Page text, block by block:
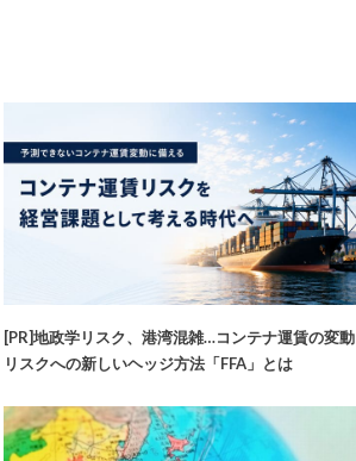
[PR]地政学リスク、港湾混雑…コンテナ運賃の変動
リスクへの新しいヘッジ方法「FFA」とは